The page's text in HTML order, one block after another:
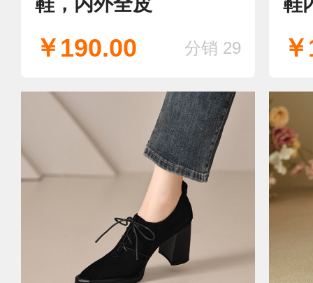
￥190.00 分销 29